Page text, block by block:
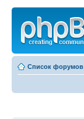
Список форумов